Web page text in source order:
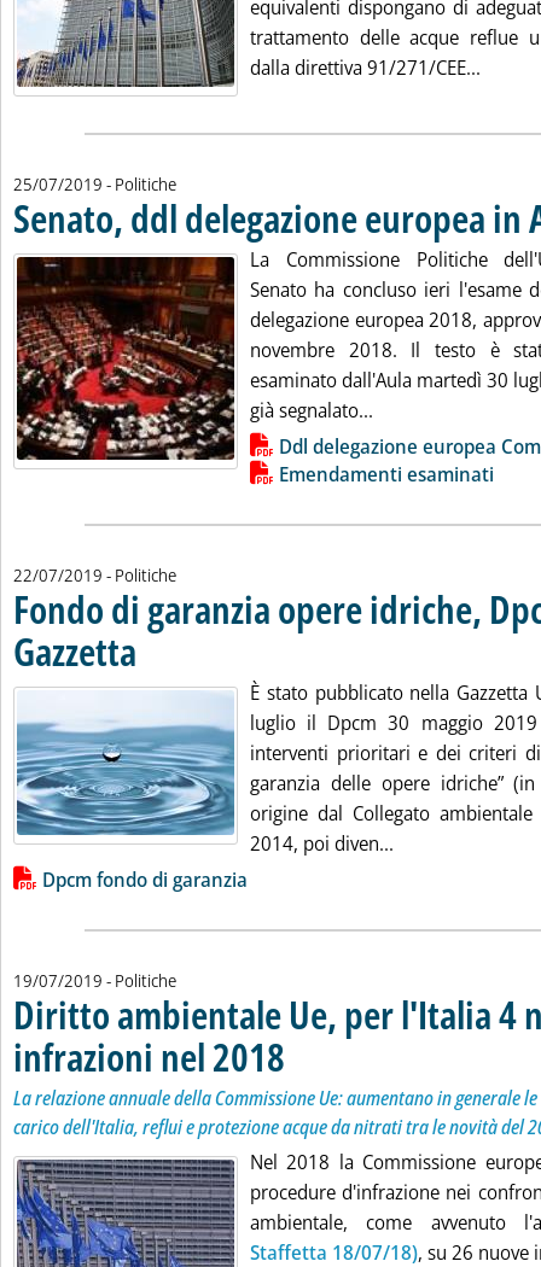
equivalenti dispongano di
trattamento delle acque reflue
dalla direttiva 91/271/CEE...
25/07/2019 - Politiche
Senato, ddl delegazione europea in
La Commissione Politiche
Senato ha concluso ieri l'esame
delegazione europea 2018,
novembre 2018. Il testo è
esaminato dall'Aula martedì 30
già segnalato...
Lista allegati PDF alla notiziaDdl delegazione europea
Emendamenti esaminati
22/07/2019 - Politiche
Fondo di garanzia opere idriche,
Gazzetta . Pubblicata lunedì 22 luglio 2019 alle 12.44.
È stato pubblicato nella
luglio il Dpcm 30 maggio 2019
interventi prioritari e dei criteri
garanzia delle opere idriche”
origine dal Collegato
2014, poi diven...
Lista allegati PDF alla notizia
Dpcm fondo di garanzia
19/07/2019 - Politiche
Diritto ambientale Ue, per l'Italia 4
infrazioni nel 2018 . Sottotitolo: La relazione annuale della
. Pubblicata venerdì 19 luglio 2019 alle
La relazione annuale della Commissione Ue: aumentano in generale
carico dell'Italia, reflui e protezione acque da nitrati tra le novità del
Nel 2018 la Commissione
procedure d'infrazione nei
ambientale, come avvenuto
Staffetta 18/07/18), su 26 nuove